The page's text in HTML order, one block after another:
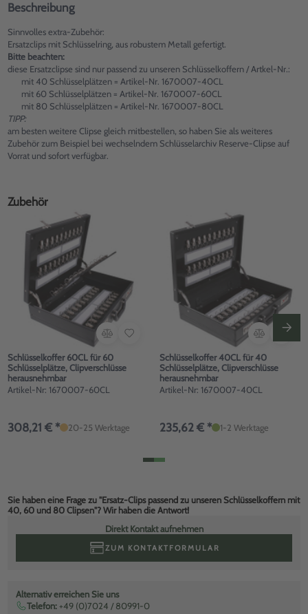
Beschreibung
Sinnvolles extra-Zubehör:
Ersatzclips mit Schlüsselring, aus robustem Metall gefertigt.
Bitte beachten:
diese Ersatzclipse sind nur passend zu unseren Schlüsselkoffern / Artkel-Nr.:
mit 40 Schlüsselplätzen = Artikel-Nr. 1670007-40CL
mit 60 Schlüsselplätzen = Artikel-Nr. 1670007-60CL
mit 80 Schlüsselplätzen = Artikel-Nr. 1670007-80CL
TIPP:
am besten weitere Clipse gleich mitbestellen, so haben Sie als weiteres
Zubehör zum Beispiel bei wechselndem Schlüsselarchiv Reserve-Clipse auf
Vorrat und sofort verfügbar.
Zubehör
Schlüsselkoffer 60CL für 60
Schlüsselplätze, Clipverschlüsse
herausnehmbar
Artikel-Nr: 1670007-60CL
308,21 € * 20-25 Werktage
Schlüsselkoffer 40CL für 40
Schlüsselplätze, Clipverschlüsse
herausnehmbar
Artikel-Nr: 1670007-40CL
235,62 € * 1-2 Werktage
Sie haben eine Frage zu "Ersatz-Clips passend zu unseren Schlüsselkoffern mit
40, 60 und 80 Clipsen"? Wir haben die Antwort!
Direkt Kontakt aufnehmen
ZUM KONTAKTFORMULAR
Alternativ erreichen Sie uns
Telefon: +49 (0)7024 / 80991-0